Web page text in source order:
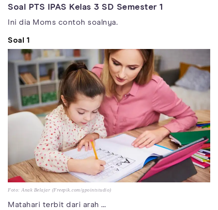
Soal PTS IPAS Kelas 3 SD Semester 1
Ini dia Moms contoh soalnya.
Soal 1
Foto: Anak Belajar (Freepik.com/gpointstudio)
Matahari terbit dari arah …